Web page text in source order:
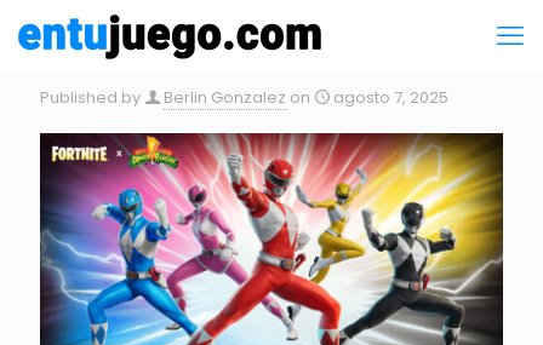
Published by Berlin Gonzalez on agosto 7, 2025